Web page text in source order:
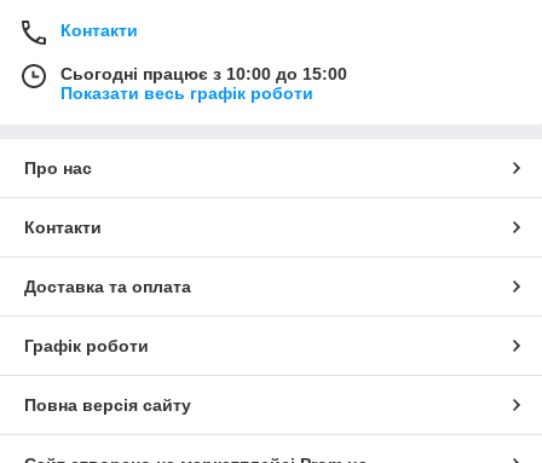
Контакти
Сьогодні працює з 10:00 до 15:00
Показати весь графік роботи
Про нас
Контакти
Доставка та оплата
Графік роботи
Повна версія сайту